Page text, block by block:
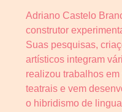
Adriano Castelo
construtor
Suas pesquisas,
artísticos integram
realizou trabalhos
teatrais e vem
o hibridismo de